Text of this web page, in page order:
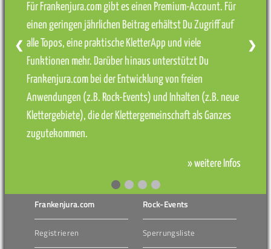
Für Frankenjura.com gibt es einen Premium-Account. Für
einen geringen jährlichen Beitrag erhältst Du Zugriff auf
alle Topos, eine praktische KletterApp und viele
Funktionen mehr. Darüber hinaus unterstützt Du
Frankenjura.com bei der Entwicklung von freien
Anwendungen (z.B. Rock-Events) und Inhalten (z.B. neue
Klettergebiete), die der Klettergemeinschaft als Ganzes
zugutekommen.
» weitere Infos
❮ ❯
Frankenjura.com
Registrieren
Rock-Events
Sperrungsliste